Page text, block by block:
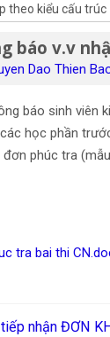
báo v.v
Dao Thien
các câu trả lời: 0
báo sinh viên
học phần
đơn phúc tra
tra bai thi
nhận ĐƠN